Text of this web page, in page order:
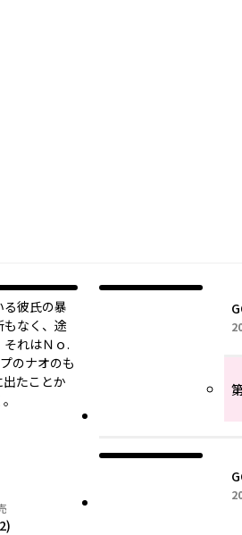
彼氏の暴
もなく、途
れはＮｏ.
のナオのも
たことか
年12月26日